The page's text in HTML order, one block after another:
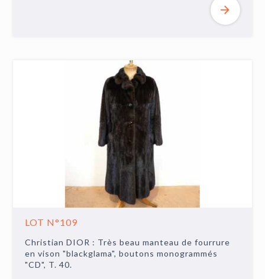
LOT N°109
Christian DIOR : Très beau manteau de fourrure
en vison "blackglama", boutons monogrammés
"CD", T. 40.